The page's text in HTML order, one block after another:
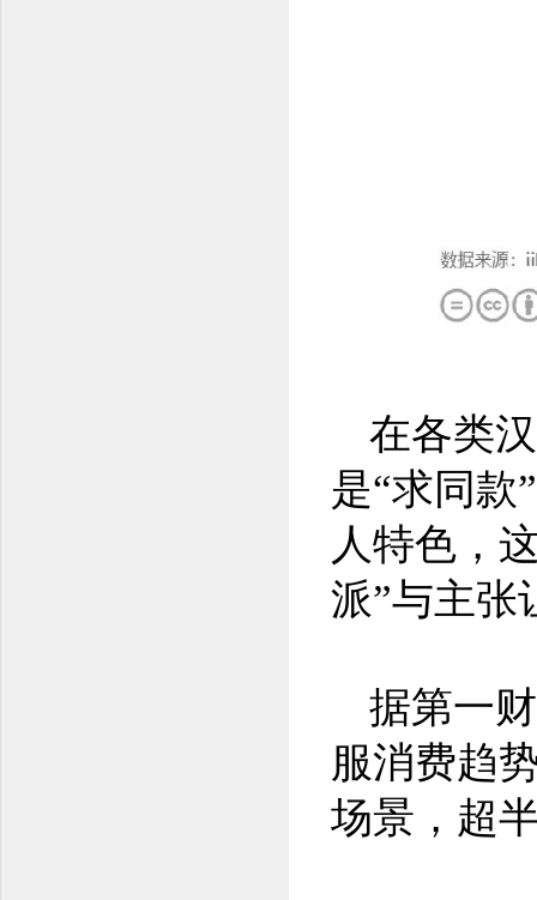
在各类
是“求同款
人特色，
派”与主张
据第一
服消费趋
场景，超